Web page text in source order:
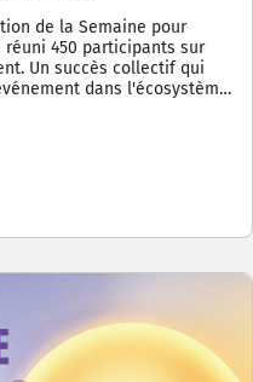
de la Semaine pour
450 participants sur
Un succès collectif qui
dans l'écosystèm…